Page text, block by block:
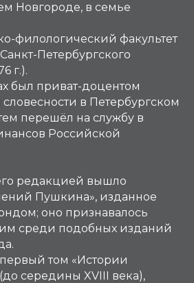
Новгороде, в семье
филологический факультет
Петербургского
г.).
был приват-доцентом
в Петербургском
перешёл на службу в
Российской
редакцией вышло
Пушкина», изданное
оно признавалось
среди подобных изданий
том «Истории
(до середины XVIII века),